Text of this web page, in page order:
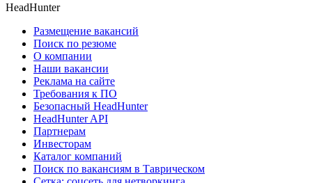
HeadHunter
Размещение вакансий
Поиск по резюме
О компании
Наши вакансии
Реклама на сайте
Требования к ПО
Безопасный HeadHunter
HeadHunter API
Партнерам
Инвесторам
Каталог компаний
Поиск по вакансиям в Таврическом